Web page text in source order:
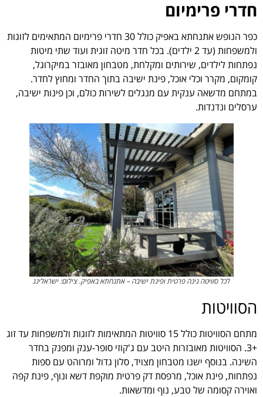
חדרי פרימיום
כפר הנופש אתנחתא באפיק כולל 30 חדרי פרימיום המתאימים לזוגות
ולמשפחות (עד 2 ילדים). בכל חדר מיטה זוגית ועוד שתי מיטות
נפתחות לילדים, שירותים ומקלחת, מטבחון מאובזר במיקרוגל,
קומקום, מקרר וכלי אוכל, פינת ישיבה בתוך החדר ומחוץ לחדר.
במתחם מדשאה ענקית עם מנגלים לשירות כולם, וכן פינות ישיבה,
ערסלים ונדנדות.
לכל סוויטה גינה פרטית ופינת ישיבה – אתנחתא באפיק. צילום: ישראלינג
הסוויטות
מתחם הסוויטות כולל 15 סוויטות המתאימות לזוגות ולמשפחות עד זוג
+3. הסוויטות מאובזרות היטב עם ג'קוזי סופר-ענק ומפנק בחדר
השינה. בנוסף ישנו מטבחון מצויד, סלון גדול ומרוהט עם ספות
נפתחות, פינת אוכל, מרפסת דק פרטית מוקפת דשא ונוף, פינת קפה
ואוירה קסומה של טבע, נוף ומדשאות.